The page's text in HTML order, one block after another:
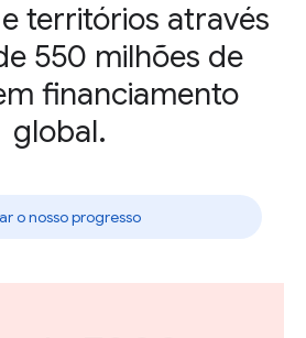
territórios através
550 milhões de
financiamento
global.
o nosso progresso